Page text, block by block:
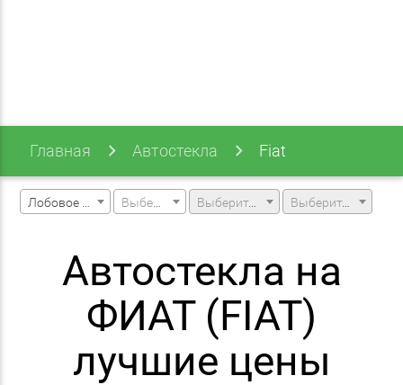
Главная Автостекла Fiat
Выберите модель машины Выберите модификацию
Автостекла на
ФИАТ (FIAT)
лучшие цены